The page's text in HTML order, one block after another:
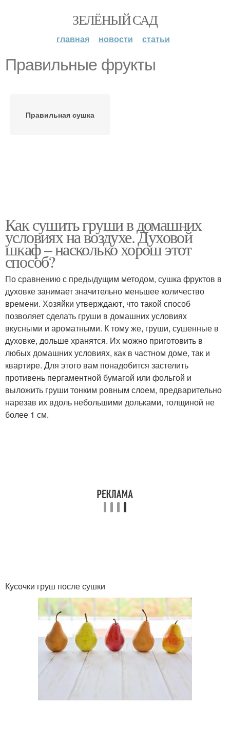
ЗЕЛЁНЫЙ САД
главная новости статьи
Правильные фрукты
Правильная сушка
Как сушить груши в домашних
условиях на воздухе. Духовой
шкаф – насколько хорош этот
способ?
По сравнению с предыдущим методом, сушка фруктов в
духовке занимает значительно меньшее количество
времени. Хозяйки утверждают, что такой способ
позволяет сделать груши в домашних условиях
вкусными и ароматными. К тому же, груши, сушенные в
духовке, дольше хранятся. Их можно приготовить в
любых домашних условиях, как в частном доме, так и
квартире. Для этого вам понадобится застелить
противень пергаментной бумагой или фольгой и
выложить груши тонким ровным слоем, предварительно
нарезав их вдоль небольшими дольками, толщиной не
более 1 см.
Кусочки груш после сушки